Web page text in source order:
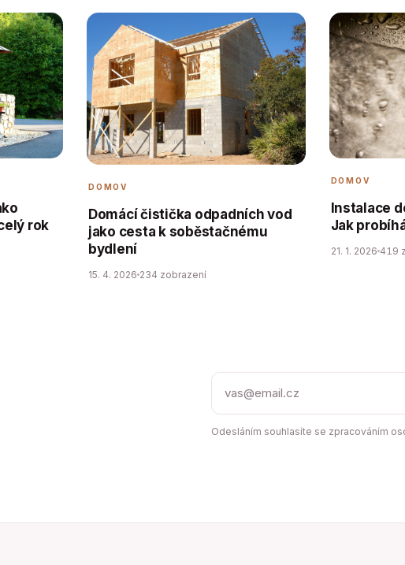
rok
DOMOV
Domácí čistička odpadních vod
jako cesta k soběstačnému
bydlení
15. 4. 2026 234 zobrazení
DOMOV
Instalace
Jak
21. 1. 2026 419
Odesláním souhlasíte se zpracováním